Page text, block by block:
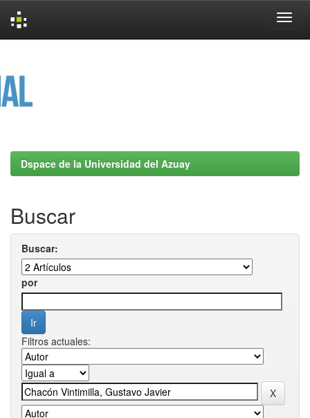
Dspace de la Universidad del Azuay
Buscar
Buscar:
por
Filtros actuales: